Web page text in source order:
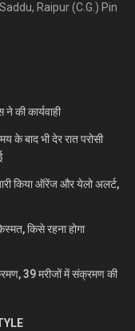
Raipur (C.G.) Pin
की कार्यवाही
बाद भी देर रात परोसी
किया ऑरेंज और येलो अलर्ट,
किसे रहना होगा
39 मरीजों में संक्रमण की